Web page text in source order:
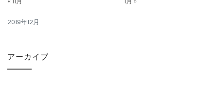
2019年12月
アーカイブ